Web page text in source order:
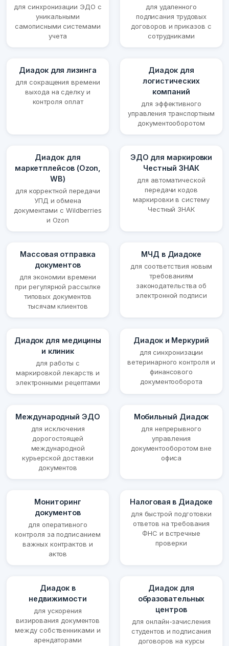
для синхронизации ЭДО с
уникальными
самописными системами
учета
для удаленного
подписания трудовых
договоров и приказов с
сотрудниками
Диадок для лизинга
для сокращения времени
выхода на сделку и
контроля оплат
Диадок для
логистических
компаний
для эффективного
управления транспортным
документооборотом
Диадок для
маркетплейсов (Ozon,
WB)
для корректной передачи
УПД и обмена
документами с Wildberries
и Ozon
ЭДО для маркировки
Честный ЗНАК
для автоматической
передачи кодов
маркировки в систему
Честный ЗНАК
Массовая отправка
документов
для экономии времени
при регулярной рассылке
типовых документов
тысячам клиентов
МЧД в Диадоке
для соответствия новым
требованиям
законодательства об
электронной подписи
Диадок для медицины
и клиник
для работы с
маркировкой лекарств и
электронными рецептами
Диадок и Меркурий
для синхронизации
ветеринарного контроля и
финансового
документооборота
Международный ЭДО
для исключения
дорогостоящей
международной
курьерской доставки
документов
Мобильный Диадок
для непрерывного
управления
документооборотом вне
офиса
Мониторинг
документов
для оперативного
контроля за подписанием
важных контрактов и
актов
Налоговая в Диадоке
для быстрой подготовки
ответов на требования
ФНС и встречные
проверки
Диадок в
недвижимости
для ускорения
визирования документов
между собственниками и
арендаторами
Диадок для
образовательных
центров
для онлайн-зачисления
студентов и подписания
договоров на курсы